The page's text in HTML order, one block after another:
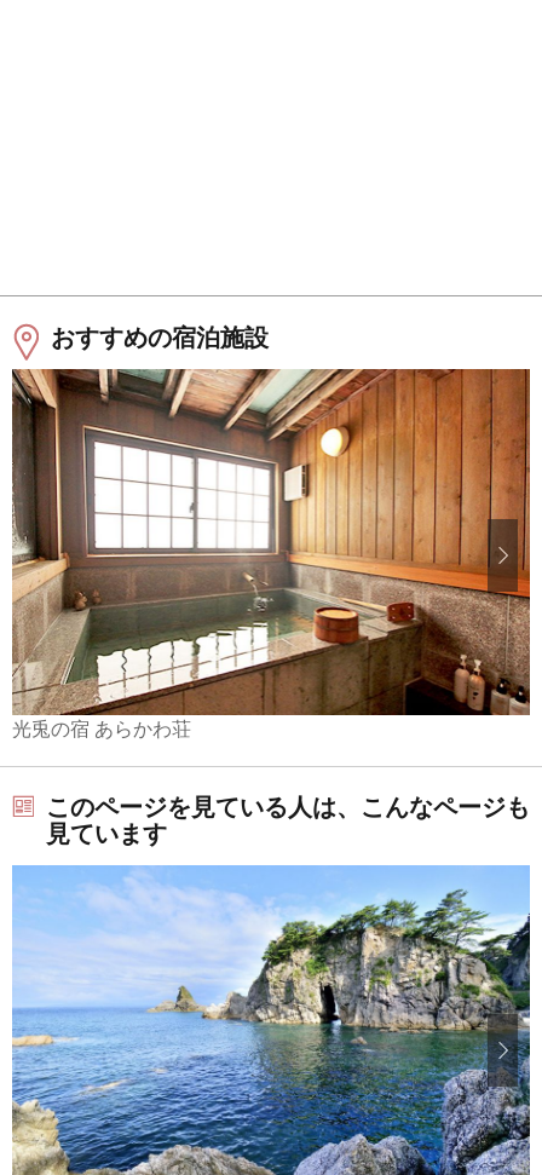
おすすめの宿泊施設
光兎の宿 あらかわ荘
このページを見ている人は、こんなページも
見ています